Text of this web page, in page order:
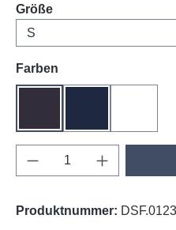
Größeauswählen
Farben
Produkt Anzahl:
Produktnummer: